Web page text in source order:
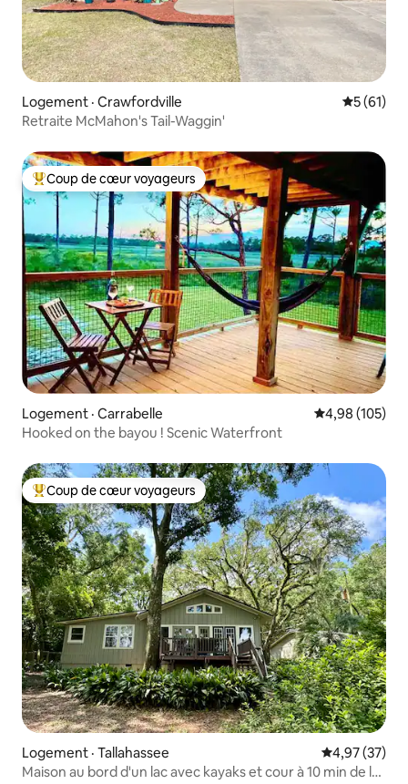
Logement · Crawfordville Note
5 (61)
Retraite McMahon's Tail-Waggin'
Coup de cœur voyageurs parmi les plus aimés
Coup de cœur voyageurs
Logement · Carrabelle Note
4,98 (105)
Hooked on the bayou ! Scenic Waterfront
Coup de cœur voyageurs parmi les plus aimés
Coup de cœur voyageurs
Logement · Tallahassee Note
4,97 (37)
Maison au bord d'un lac avec kayaks et cour à 10 min de la